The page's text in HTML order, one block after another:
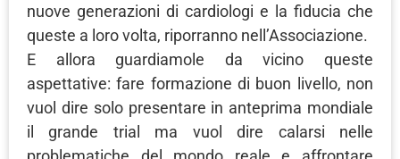
nuove generazioni di cardiologi e la fiducia che
queste a loro volta, riporranno nell’Associazione.
E allora guardiamole da vicino queste
aspettative: fare formazione di buon livello, non
vuol dire solo presentare in anteprima mondiale
il grande trial ma vuol dire calarsi nelle